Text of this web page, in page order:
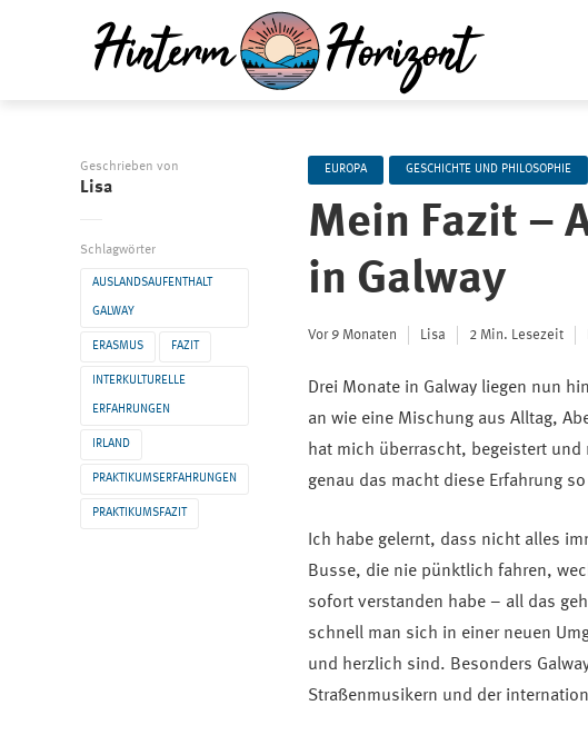
Geschrieben von
Lisa
Schlagwörter
AUSLANDSAUFENTHALT
GALWAY
ERASMUS FAZIT
INTERKULTURELLE
ERFAHRUNGEN
IRLAND
PRAKTIKUMSERFAHRUNGEN
PRAKTIKUMSFAZIT
EUROPA GESCHICHTE UND PHILOSOPHIE
Mein Fazit –
in Galway
Vor 9 Monaten Lisa 2 Min. Lesezeit
Drei Monate in Galway liegen nun
an wie eine Mischung aus Alltag,
hat mich überrascht, begeistert
genau das macht diese Erfahrung
Ich habe gelernt, dass nicht alles
Busse, die nie pünktlich fahren,
sofort verstanden habe – all das
schnell man sich in einer neuen
und herzlich sind. Besonders
Straßenmusikern und der